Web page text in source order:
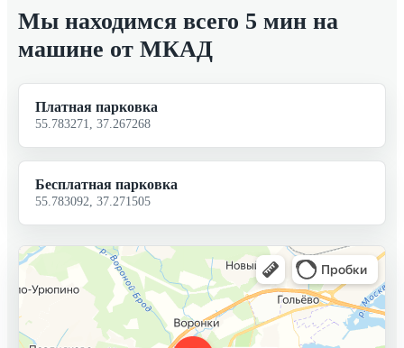
Мы находимся всего 5 мин на
машине от МКАД
Платная парковка
55.783271, 37.267268
Бесплатная парковка
55.783092, 37.271505